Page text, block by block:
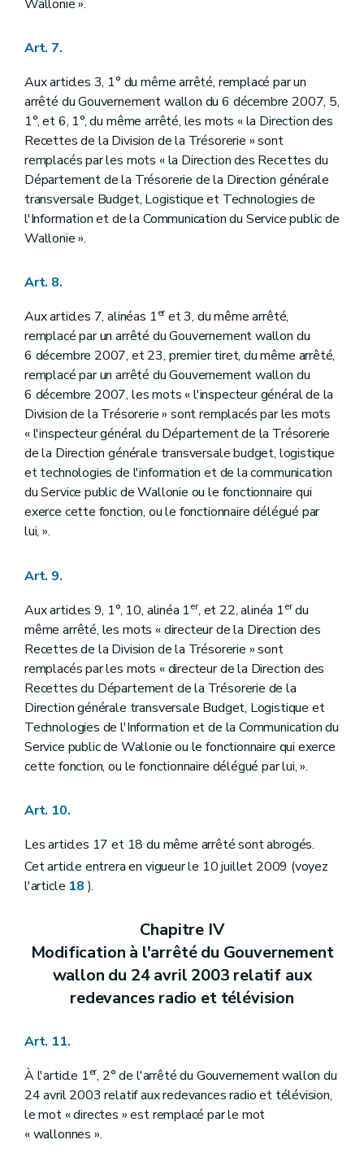
Wallonie ».
Art. 7.
Aux articles 3, 1° du même arrêté, remplacé par un
arrêté du Gouvernement wallon du 6 décembre 2007, 5,
1°, et 6, 1°, du même arrêté, les mots « la Direction des
Recettes de la Division de la Trésorerie » sont
remplacés par les mots « la Direction des Recettes du
Département de la Trésorerie de la Direction générale
transversale Budget, Logistique et Technologies de
l'Information et de la Communication du Service public de
Wallonie ».
Art. 8.
Aux articles 7, alinéas 1eret 3, du même arrêté,
remplacé par un arrêté du Gouvernement wallon du
6 décembre 2007, et 23, premier tiret, du même arrêté,
remplacé par un arrêté du Gouvernement wallon du
6 décembre 2007, les mots « l'inspecteur général de la
Division de la Trésorerie » sont remplacés par les mots
« l'inspecteur général du Département de la Trésorerie
de la Direction générale transversale budget, logistique
et technologies de l'information et de la communication
du Service public de Wallonie ou le fonctionnaire qui
exerce cette fonction, ou le fonctionnaire délégué par
lui, ».
Art. 9.
Aux articles 9, 1°, 10, alinéa 1er, et 22, alinéa 1erdu
même arrêté, les mots « directeur de la Direction des
Recettes de la Division de la Trésorerie » sont
remplacés par les mots « directeur de la Direction des
Recettes du Département de la Trésorerie de la
Direction générale transversale Budget, Logistique et
Technologies de l'Information et de la Communication du
Service public de Wallonie ou le fonctionnaire qui exerce
cette fonction, ou le fonctionnaire délégué par lui, ».
Art. 10.
Les articles 17 et 18 du même arrêté sont abrogés.
Cet article entrera en vigueur le 10 juillet 2009 (voyez
l'article 18 ).
Chapitre IV
Modification à l'arrêté du Gouvernement
wallon du 24 avril 2003 relatif aux
redevances radio et télévision
Art. 11.
À l'article 1er, 2° de l'arrêté du Gouvernement wallon du
24 avril 2003 relatif aux redevances radio et télévision,
le mot « directes » est remplacé par le mot
« wallonnes ».